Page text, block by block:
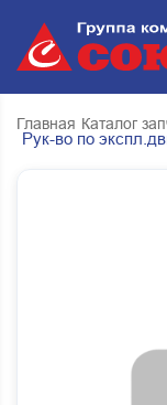
Главная Каталог
Рук-во по